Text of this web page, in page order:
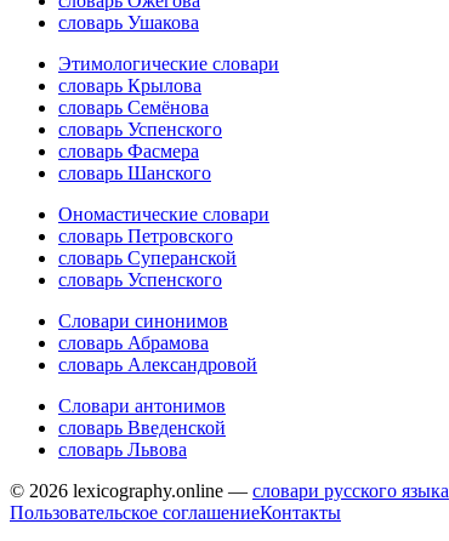
словарь Ушакова
Этимологические словари
словарь Крылова
словарь Семёнова
словарь Успенского
словарь Фасмера
словарь Шанского
Ономастические словари
словарь Петровского
словарь Суперанской
словарь Успенского
Словари синонимов
словарь Абрамова
словарь Александровой
Словари антонимов
словарь Введенской
словарь Львова
© 2026 lexicography.online — словари русского языка
Пользовательское соглашениеКонтакты